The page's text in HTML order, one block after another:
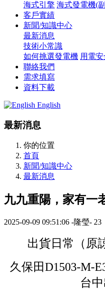
海式引擎 海式發電機(
客戶實績
新聞/知識中心
最新消息
技術小常識
如何挑選發電機 用電安
聯絡我們
需求填寫
資料下載
English
最新消息
你的位置
首頁
新聞/知識中心
最新消息
九九重陽，家有一
2025-09-09 09:51:06 -隆瑩- 23
出貨日常（原
久保田D1503-M-
台中